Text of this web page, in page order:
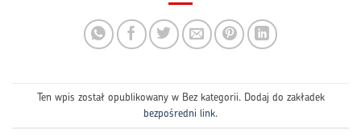
Ten wpis został opublikowany w Bez kategorii. Dodaj do zakładek
bezpośredni link.